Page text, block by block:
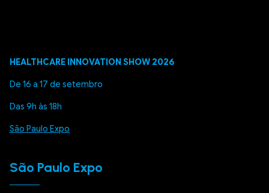
HEALTHCARE INNOVATION SHOW 2026
De 16 a 17 de setembro
Das 9h às 18h
São Paulo Expo
São Paulo Expo